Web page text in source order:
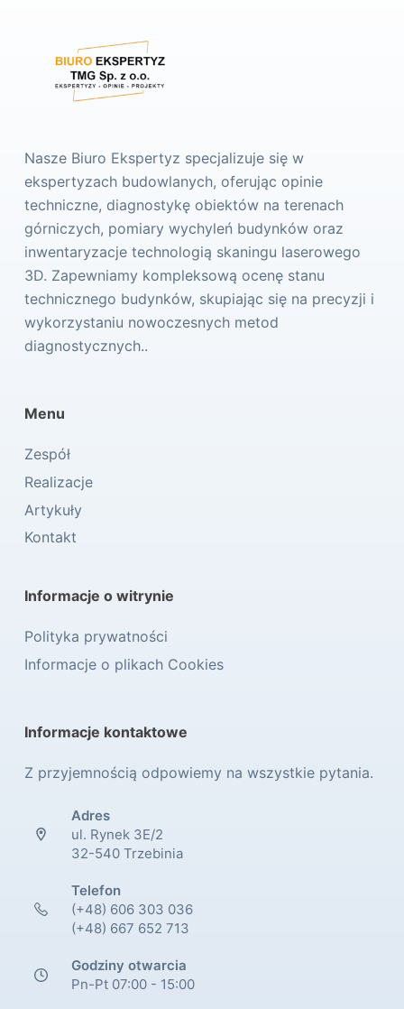
Nasze Biuro Ekspertyz specjalizuje się w
ekspertyzach budowlanych, oferując opinie
techniczne, diagnostykę obiektów na terenach
górniczych, pomiary wychyleń budynków oraz
inwentaryzacje technologią skaningu laserowego
3D. Zapewniamy kompleksową ocenę stanu
technicznego budynków, skupiając się na precyzji i
wykorzystaniu nowoczesnych metod
diagnostycznych..
Menu
Zespół
Realizacje
Artykuły
Kontakt
Informacje o witrynie
Polityka prywatności
Informacje o plikach Cookies
Informacje kontaktowe
Z przyjemnością odpowiemy na wszystkie pytania.
Adres
ul. Rynek 3E/2
32-540 Trzebinia
Telefon
(+48) 606 303 036
(+48) 667 652 713
Godziny otwarcia
Pn-Pt 07:00 - 15:00